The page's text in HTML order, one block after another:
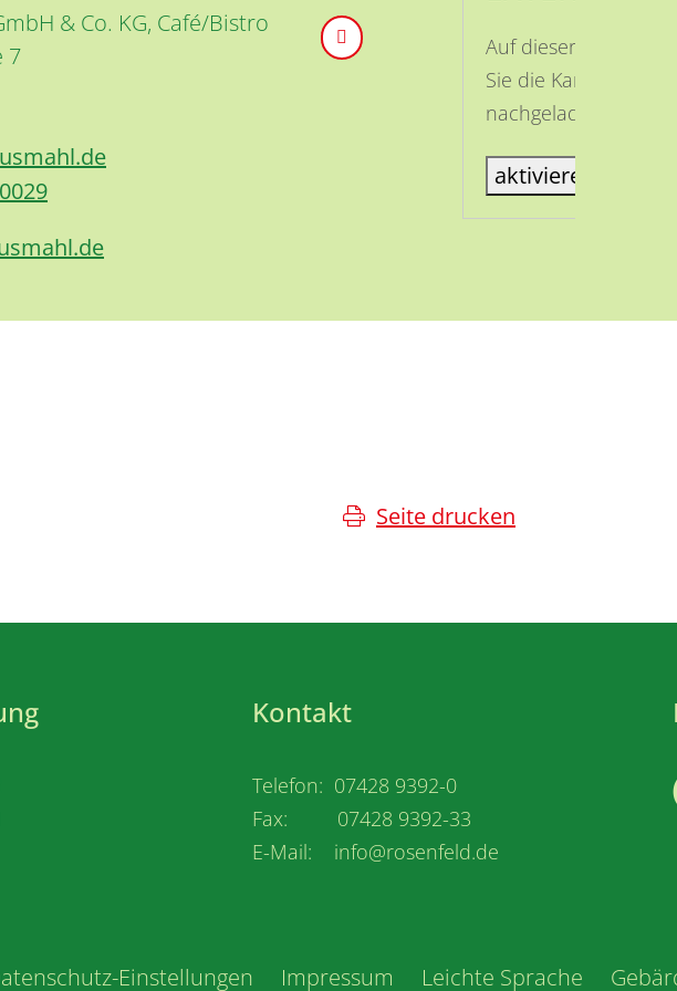
& Co. KG, Café/Bistro
7
0029
Auf dieser Seite ist
Sie die Karte
nachgeladen.
aktiviere Karte
Seite drucken
Kontakt
Telefon: 07428 9392-0
Fax: 07428 9392-33
E-Mail: info@rosenfeld.de
Einstellungen Impressum Leichte Sprache